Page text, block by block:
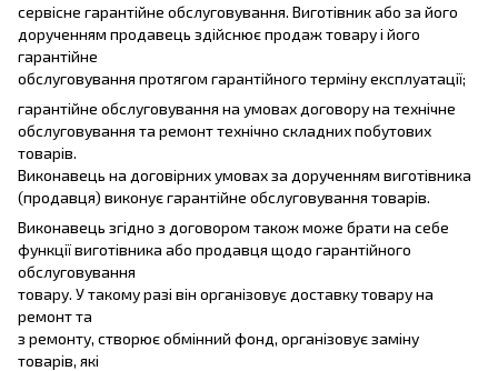
сервісне гарантійне обслуговування. Виготівник або за його
дорученням продавець здійснює продаж товару і його
гарантійне
обслуговування протягом гарантійного терміну експлуатації;
гарантійне обслуговування на умовах договору на технічне
обслуговування та ремонт технічно складних побутових
товарів.
Виконавець на договірних умовах за дорученням виготівника
(продавця) виконує гарантійне обслуговування товарів.
Виконавець згідно з договором також може брати на себе
функції виготівника або продавця щодо гарантійного
обслуговування
товару. У такому разі він організовує доставку товару на
ремонт та
з ремонту, створює обмінний фонд, організовує заміну
товарів, які